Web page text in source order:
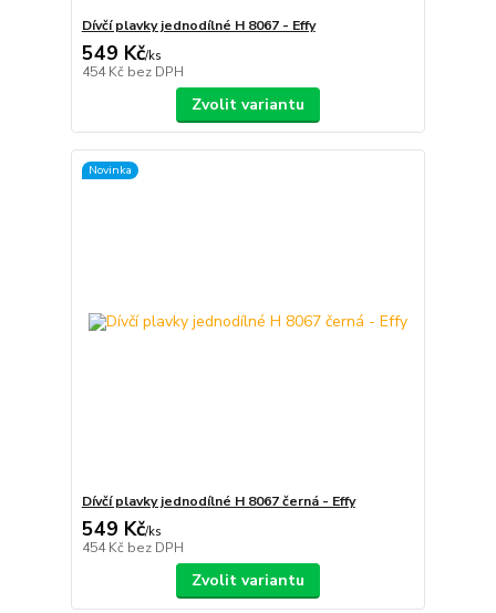
Dívčí plavky jednodílné H 8067 - Effy
549 Kč/ks
454 Kč bez DPH
Zvolit variantu
Novinka
Dívčí plavky jednodílné H 8067 černá - Effy
549 Kč/ks
454 Kč bez DPH
Zvolit variantu